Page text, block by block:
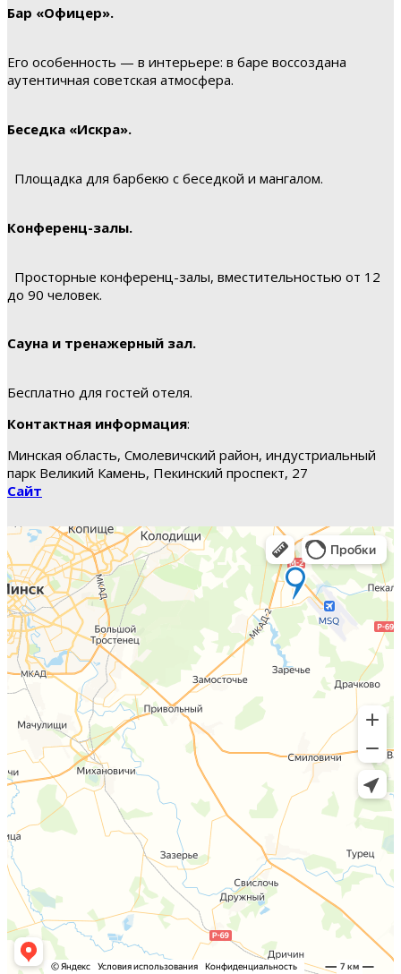
Бар «Офицер».
Его особенность — в интерьере: в баре воссоздана
аутентичная советская атмосфера.
Беседка «Искра».
Площадка для барбекю с беседкой и мангалом.
Конференц-залы.
Просторные конференц-залы, вместительностью от 12
до 90 человек.
Сауна и тренажерный зал.
Бесплатно для гостей отеля.
Контактная информация:
Минская область, Смолевичский район, индустриальный
парк Великий Камень, Пекинский проспект, 27
Сайт